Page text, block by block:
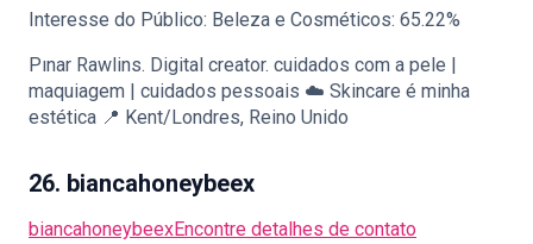
Interesse do Público: Beleza e Cosméticos: 65.22%
Pınar Rawlins. Digital creator. cuidados com a pele |
maquiagem | cuidados pessoais ☁️ Skincare é minha
estética 📍 Kent/Londres, Reino Unido
26. biancahoneybeex
biancahoneybeexEncontre detalhes de contato